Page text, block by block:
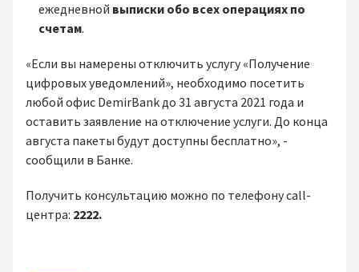
ежедневной выписки обо всех операциях по
счетам.
«Если вы намерены отключить услугу «Получение
цифровых уведомлений», необходимо посетить
любой офис DemirBank до 31 августа 2021 года и
оставить заявление на отключение услуги. До конца
августа пакеты будут доступны бесплатно», -
сообщили в Банке.
Получить консультацию можно по телефону call-
центра: 2222.